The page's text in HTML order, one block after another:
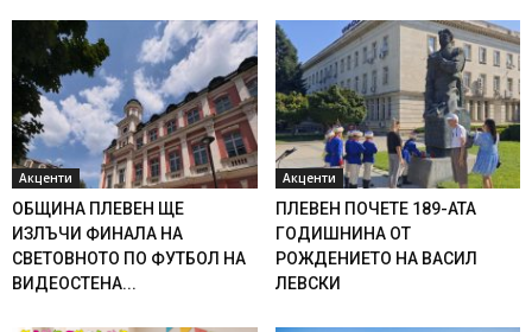
Акценти
ОБЩИНА ПЛЕВЕН ЩЕ
ИЗЛЪЧИ ФИНАЛА НА
СВЕТОВНОТО ПО ФУТБОЛ НА
ВИДЕОСТЕНА...
Акценти
ПЛЕВЕН ПОЧЕТЕ 189-АТА
ГОДИШНИНА ОТ
РОЖДЕНИЕТО НА ВАСИЛ
ЛЕВСКИ